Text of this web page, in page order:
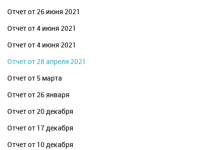
Отчет от 26 июня 2021
Отчет от 4 июня 2021
Отчет от 4 июня 2021
Отчет от 28 апреля 2021
Отчет от 5 марта
Отчет от 26 января
Отчет от 20 декабря
Отчет от 17 декабря
Отчет от 10 декабря